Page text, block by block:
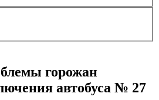
горожан
автобуса № 27